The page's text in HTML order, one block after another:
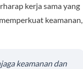
kerja sama yang
keamanan,
keamanan dan